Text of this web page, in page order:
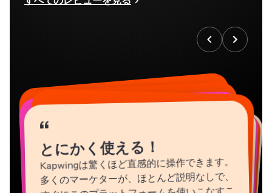
“
とにかく使える！
Kapwingは驚くほど直感的に操作できます。
多くのマーケターが、ほとんど説明なしで、
“
“
““
“
“